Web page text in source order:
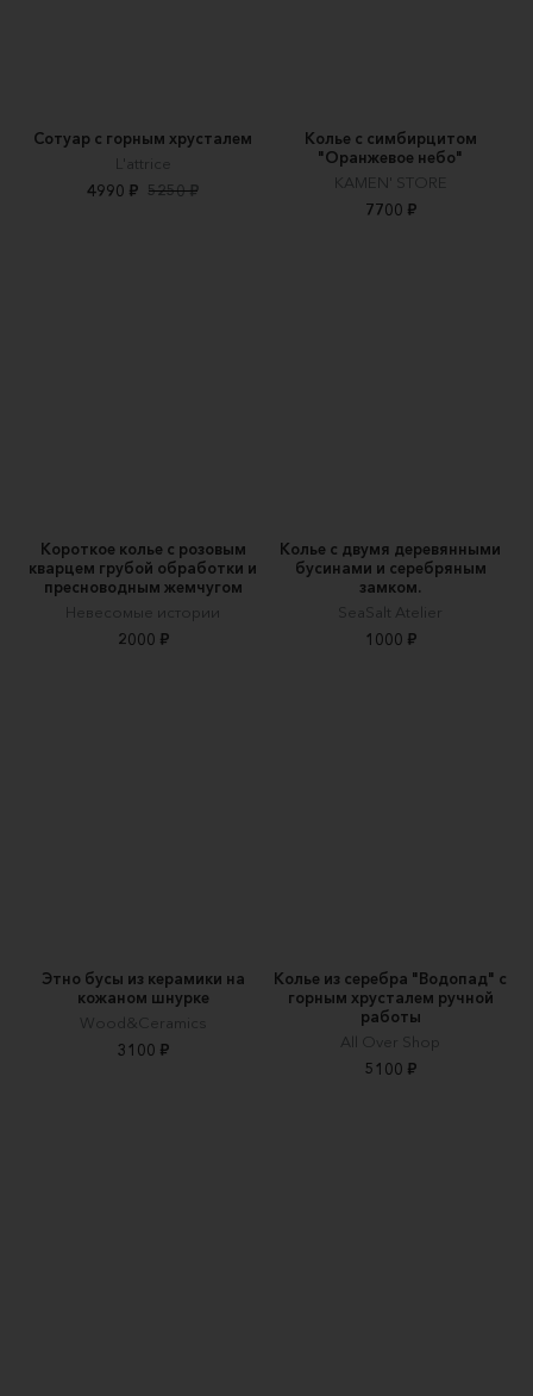
Сотуар с горным хрусталем
L'attrice
4990 ₽ 5250 ₽
Колье с симбирцитом
"Оранжевое небо"
KAMEN' STORE
7700 ₽
Короткое колье с розовым
кварцем грубой обработки и
пресноводным жемчугом
Невесомые истории
2000 ₽
Колье с двумя деревянными
бусинами и серебряным
замком.
SeaSalt Atelier
1000 ₽
Этнo бусы из керамики на
кожаном шнурке
Wood&Ceramics
3100 ₽
Колье из серебра "Водопад" с
горным хрусталем ручной
работы
All Over Shop
5100 ₽